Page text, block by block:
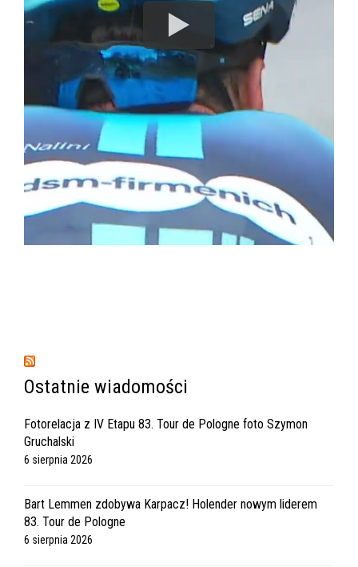
Ostatnie wiadomości
Fotorelacja z IV Etapu 83. Tour de Pologne foto Szymon
Gruchalski
6 sierpnia 2026
Bart Lemmen zdobywa Karpacz! Holender nowym liderem
83. Tour de Pologne
6 sierpnia 2026